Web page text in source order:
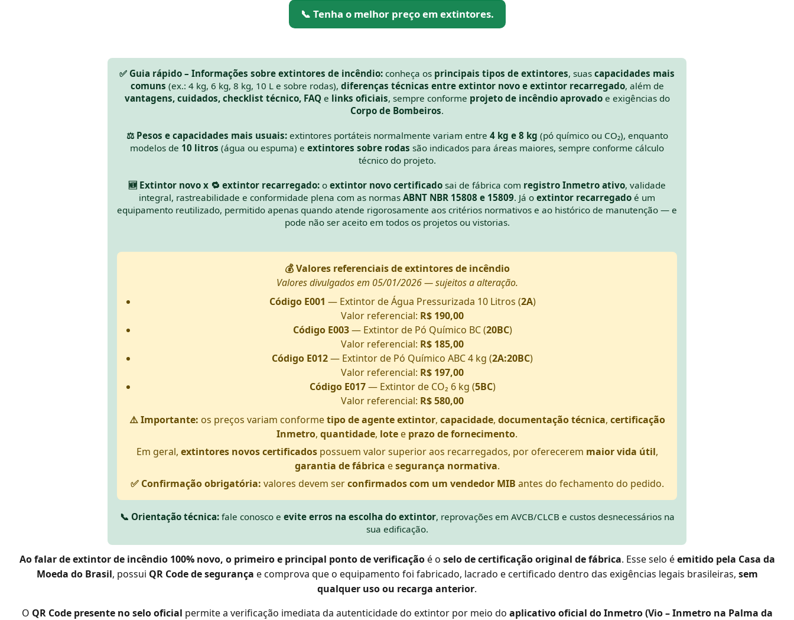
📞 Tenha o melhor preço em extintores.
✅ Guia rápido – Informações sobre extintores de incêndio: conheça os principais tipos de extintores, suas capacidades mais
comuns (ex.: 4 kg, 6 kg, 8 kg, 10 L e sobre rodas), diferenças técnicas entre extintor novo e extintor recarregado, além de
vantagens, cuidados, checklist técnico, FAQe links oficiais, sempre conforme projeto de incêndio aprovadoe exigências do
Corpo de Bombeiros.
⚖️ Pesos e capacidades mais usuais:extintores portáteis normalmente variam entre 4 kg e 8 kg (pó químico ou CO₂), enquanto
modelos de 10 litros (água ou espuma) e extintores sobre rodas são indicados para áreas maiores, sempre conforme cálculo
técnico do projeto.
🆕 Extintor novo x 🔁 extintor recarregado: o extintor novo certificado sai de fábrica com registro Inmetro ativo, validade
integral, rastreabilidade e conformidade plena com as normas ABNT NBR 15808 e 15809. Já o extintor recarregado é um
equipamento reutilizado, permitido apenas quando atende rigorosamente aos critérios normativos e ao histórico de manutenção — e
pode não ser aceito em todos os projetos ou vistorias.
💰 Valores referenciais de extintores de incêndio
Valores divulgados em 05/01/2026 — sujeitos a alteração.
Código E001 — Extintor de Água Pressurizada 10 Litros (2A)
Valor referencial: R$ 190,00
Código E003— Extintor de Pó Químico BC (20BC)
Valor referencial: R$ 185,00
Código E012— Extintor de Pó Químico ABC 4 kg (2A:20BC)
Valor referencial: R$ 197,00
Código E017— Extintor de CO₂ 6 kg (5BC)
Valor referencial: R$ 580,00
⚠️ Importante: os preços variam conformetipo de agente extintor, capacidade, documentação técnica, certificação
Inmetro, quantidade, lote e prazo de fornecimento.
Em geral, extintores novos certificadospossuem valor superior aos recarregados, por oferecerem maior vida útil,
garantia de fábrica esegurança normativa.
✅ Confirmação obrigatória: valores devem serconfirmados com um vendedor MIB antes do fechamento do pedido.
📞 Orientação técnica:fale conosco e evite erros na escolha do extintor, reprovações em AVCB/CLCB e custos desnecessários na
sua edificação.
Ao falar de extintor de incêndio 100% novo, o primeiro e principal ponto de verificaçãoé o selo de certificação original de fábrica. Esse selo éemitido pela Casa da
Moeda do Brasil, possui QR Code de segurança e comprova que o equipamento foi fabricado, lacrado e certificado dentro das exigências legais brasileiras, sem
qualquer uso ou recarga anterior.
O QR Code presente no selo oficial permite a verificação imediata da autenticidade do extintor por meio do aplicativo oficial do Inmetro (Vio – Inmetro na Palma da